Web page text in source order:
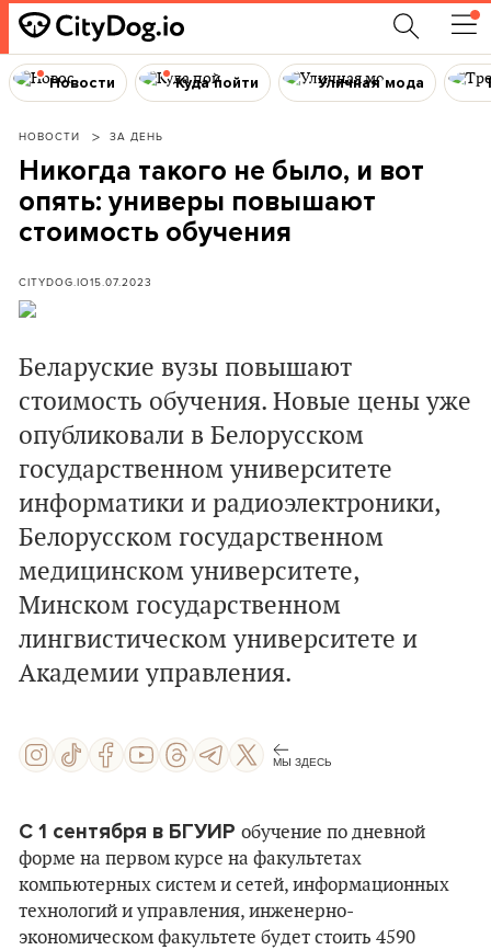
Новости Куда пойти Уличная мода
НОВОСТИ ЗА ДЕНЬ
Никогда такого не было, и вот
опять: универы повышают
стоимость обучения
CITYDOG.IO15.07.2023
Беларуские вузы повышают
стоимость обучения. Новые цены уже
опубликовали в Белорусском
государственном университете
информатики и радиоэлектроники,
Белорусском государственном
медицинском университете,
Минском государственном
лингвистическом университете и
Академии управления.
МЫ ЗДЕСЬ
С 1 сентября в БГУИР обучение по дневной
форме на первом курсе на факультетах
компьютерных систем и сетей, информационных
технологий и управления, инженерно-
экономическом факультете будет стоить 4590